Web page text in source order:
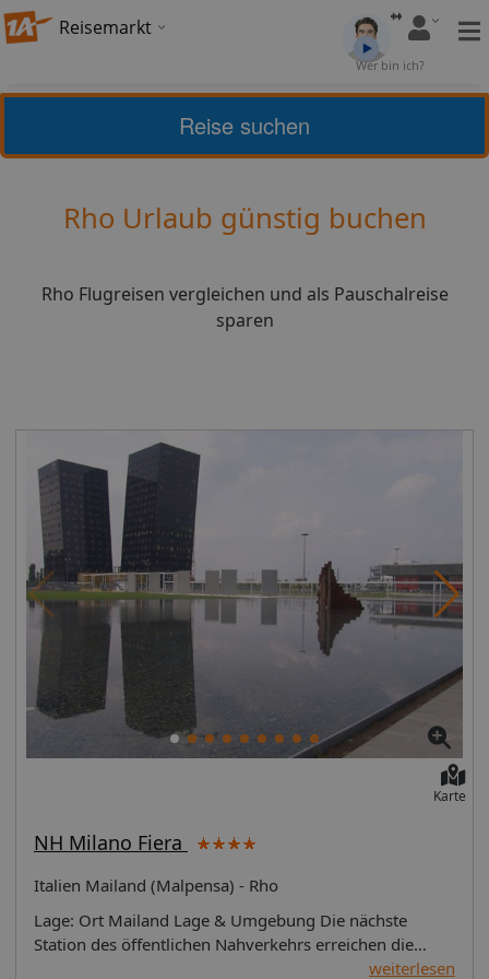
Reisemarkt
Wer bin ich?
Italien Rho
4,13(24) Bewerten
Rho Urlaub günstig buchen
Rho Flugreisen vergleichen und als Pauschalreise
sparen
Reise suchen
Karte
NH Milano Fiera
Italien Mailand (Malpensa) - Rho
Lage: Ort Mailand Lage & Umgebung Die nächste
Station des öffentlichen Nahverkehrs erreichen die
Gäste nach einem kurzen Spaziergang (ungefähr 50 m,
weiterlesen